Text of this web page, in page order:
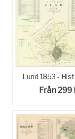
Från 299